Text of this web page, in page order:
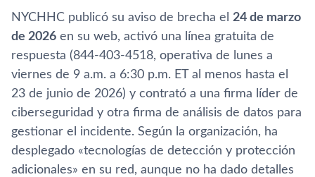
NYCHHC publicó su aviso de brecha el 24 de marzo
de 2026 en su web, activó una línea gratuita de
respuesta (844-403-4518, operativa de lunes a
viernes de 9 a.m. a 6:30 p.m. ET al menos hasta el
23 de junio de 2026) y contrató a una firma líder de
ciberseguridad y otra firma de análisis de datos para
gestionar el incidente. Según la organización, ha
desplegado «tecnologías de detección y protección
adicionales» en su red, aunque no ha dado detalles